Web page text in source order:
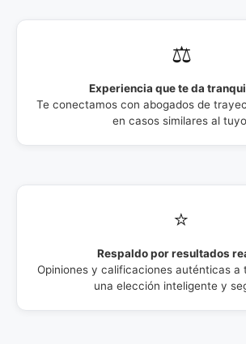
⚖️
Experiencia que te da
Te conectamos con abogados de
en casos similares al
⭐
Respaldo por resultados
Opiniones y calificaciones auténticas a
una elección inteligente y